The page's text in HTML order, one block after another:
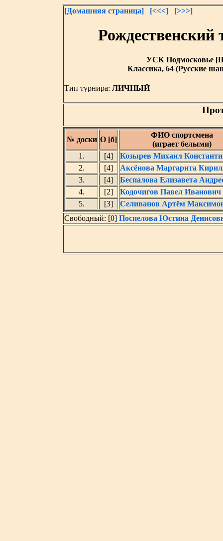
[Домашняя страница] [<<<] [>>>]
Рождественский
УСК Подмосковье
Классика, 64 (Русские
Тип турнира: ЛИЧНЫЙ
№ доски О [б]
ФИО спортсмена
(играет белыми)
1.
[4]
Козырев Михаил
2.
[4]
Аксёнова Маргарита
3.
[4]
Беспалова Елизавета
4.
[2]
Кодочигов Павел Иванович
5.
[3]
Селиванов Артём
Свободный: [0] Поспелова Юстина